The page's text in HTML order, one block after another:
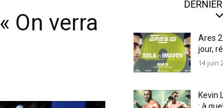
On verra
Ares
jour,
14 juin
Kevin